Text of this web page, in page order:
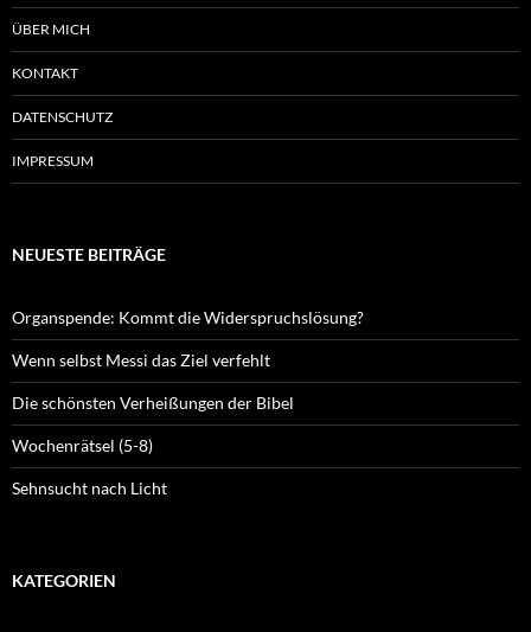
ÜBER MICH
KONTAKT
DATENSCHUTZ
IMPRESSUM
NEUESTE BEITRÄGE
Organspende: Kommt die Widerspruchslösung?
Wenn selbst Messi das Ziel verfehlt
Die schönsten Verheißungen der Bibel
Wochenrätsel (5-8)
Sehnsucht nach Licht
KATEGORIEN